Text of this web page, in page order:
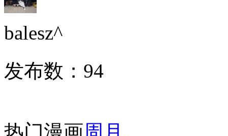
balesz^
发布数： 94